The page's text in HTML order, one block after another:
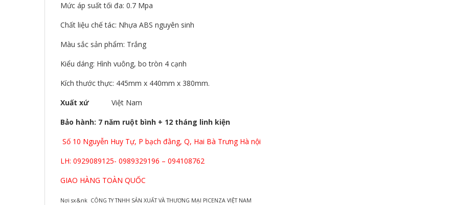
Mức áp suất tối đa: 0.7 Mpa
Chất liệu chế tác: Nhựa ABS nguyên sinh
Màu sắc sản phẩm: Trắng
Kiểu dáng: Hình vuông, bo tròn 4 cạnh
Kích thước thực: 445mm x 440mm x 380mm.
Xuất xứViệt Nam
Bảo hành: 7 năm ruột bình + 12 tháng linh kiện
Số 10 Nguyễn Huy Tự, P bạch đằng, Q, Hai Bà Trưng Hà nội
LH: 0929089125- 0989329196 – 094108762
GIAO HÀNG TOÀN QUỐC
Nơi sx&nk CÔNG TY TNHH SẢN XUẤT VÀ THƯƠNG MẠI PICENZA VIỆT NAM